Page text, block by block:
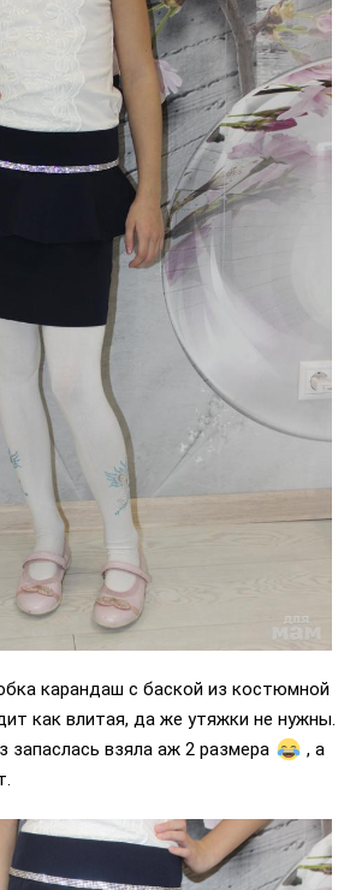
карандаш с баской из костюмной
как влитая, да же утяжки не нужны.
запаслась взяла аж 2 размера
, а